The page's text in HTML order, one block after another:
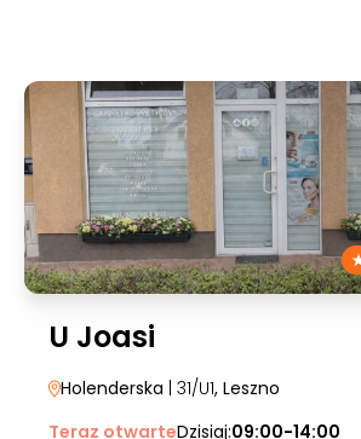
U Joasi
Holenderska | 31/U1, Leszno
Teraz otwarteDzisiaj:09:00-14:00